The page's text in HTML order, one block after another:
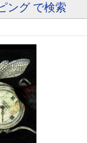
ング で検索